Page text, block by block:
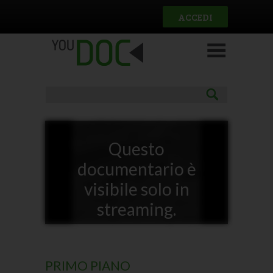
ACCEDI
Questo
documentario è
visibile solo in
streaming.
PRIMO PIANO